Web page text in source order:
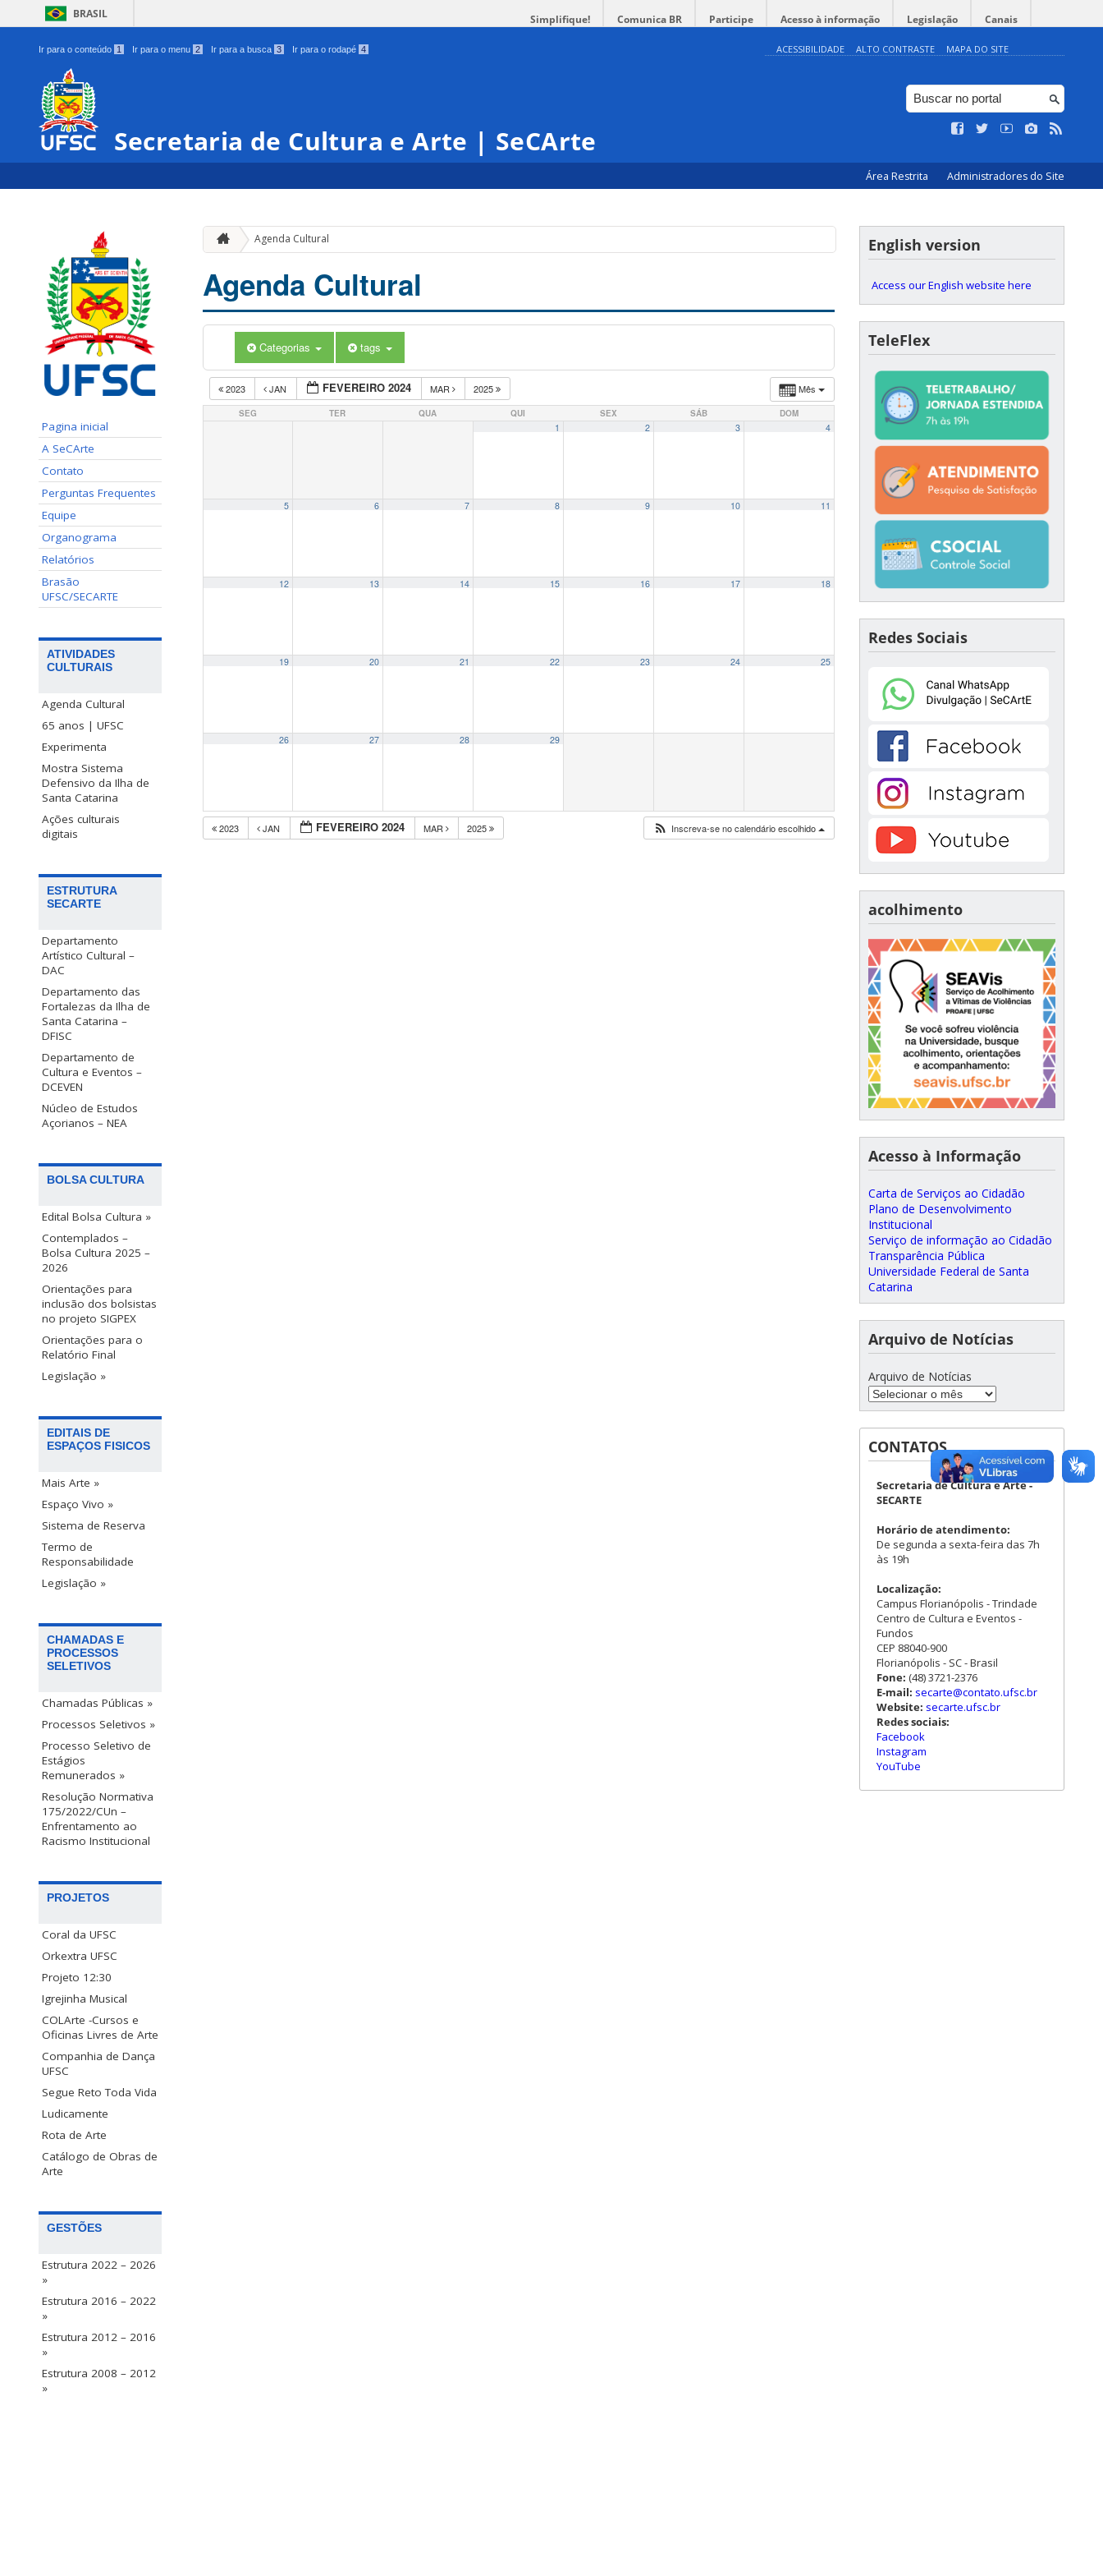
BRASIL Simplifique! Comunica BR Participe Acesso à informação Legislação Canais
Ir para o conteúdo 1 Ir para o menu 2 Ir para a busca 3 Ir para o rodapé 4 ACESSIBILIDADE ALTO CONTRASTE MAPA DO SITE
Secretaria de Cultura e Arte | SeCArte
Área Restrita Administradores do Site
Pagina inicial
A SeCArte
Contato
Perguntas Frequentes
Equipe
Organograma
Relatórios
Brasão
UFSC/SECARTE
ATIVIDADES
CULTURAIS
Agenda Cultural
65 anos | UFSC
Experimenta
Mostra Sistema
Defensivo da Ilha de
Santa Catarina
Ações culturais
digitais
ESTRUTURA
SECARTE
Departamento
Artístico Cultural –
DAC
Departamento das
Fortalezas da Ilha de
Santa Catarina –
DFISC
Departamento de
Cultura e Eventos –
DCEVEN
Núcleo de Estudos
Açorianos – NEA
BOLSA CULTURA
Edital Bolsa Cultura »
Contemplados –
Bolsa Cultura 2025 –
2026
Orientações para
inclusão dos bolsistas
no projeto SIGPEX
Orientações para o
Relatório Final
Legislação »
EDITAIS DE
ESPAÇOS FISICOS
Mais Arte »
Espaço Vivo »
Sistema de Reserva
Termo de
Responsabilidade
Legislação »
CHAMADAS E
PROCESSOS
SELETIVOS
Chamadas Públicas »
Processos Seletivos »
Processo Seletivo de
Estágios
Remunerados »
Resolução Normativa
175/2022/CUn –
Enfrentamento ao
Racismo Institucional
PROJETOS
Coral da UFSC
Orkextra UFSC
Projeto 12:30
Igrejinha Musical
COLArte -Cursos e
Oficinas Livres de Arte
Companhia de Dança
UFSC
Segue Reto Toda Vida
Ludicamente
Rota de Arte
Catálogo de Obras de
Arte
GESTÕES
Estrutura 2022 – 2026
»
Estrutura 2016 – 2022
»
Estrutura 2012 – 2016
»
Estrutura 2008 – 2012
»
Agenda Cultural
Agenda Cultural
Categorias tags
Mês
2023 JAN FEVEREIRO 2024 MAR 2025
SEG TER QUA QUI SEX SÁB DOM
1 2 3 4
5 6 7 8 9 10 11
12 13 14 15 16 17 18
19 20 21 22 23 24 25
26 27 28 29
2023 JAN FEVEREIRO 2024 MAR 2025 Inscreva-se no calendário escolhido
English version
Access our English website here
TeleFlex
Redes Sociais
acolhimento
Acesso à Informação
Carta de Serviços ao Cidadão
Plano de Desenvolvimento
Institucional
Serviço de informação ao Cidadão
Transparência Pública
Universidade Federal de Santa
Catarina
Arquivo de Notícias
Arquivo de Notícias
CONTATOS
Secretaria de Cultura e Arte -
SECARTE
Horário de atendimento:
De segunda a sexta-feira das 7h
às 19h
Localização:
Campus Florianópolis - Trindade
Centro de Cultura e Eventos -
Fundos
CEP 88040-900
Florianópolis - SC - Brasil
Fone: (48) 3721-2376
E-mail: secarte@contato.ufsc.br
Website: secarte.ufsc.br
Redes sociais:
Facebook
Instagram
YouTube